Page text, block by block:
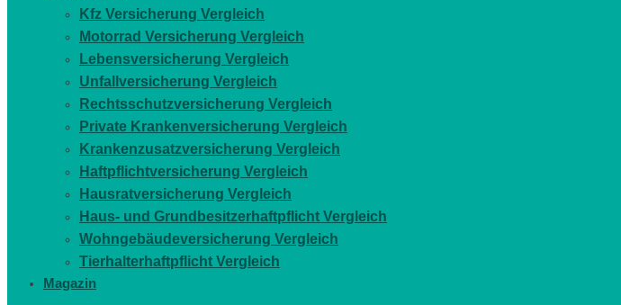
Kfz Versicherung Vergleich
Motorrad Versicherung Vergleich
Lebensversicherung Vergleich
Unfallversicherung Vergleich
Rechtsschutzversicherung Vergleich
Private Krankenversicherung Vergleich
Krankenzusatzversicherung Vergleich
Haftpflichtversicherung Vergleich
Hausratversicherung Vergleich
Haus- und Grundbesitzerhaftpflicht Vergleich
Wohngebäudeversicherung Vergleich
Tierhalterhaftpflicht Vergleich
Magazin